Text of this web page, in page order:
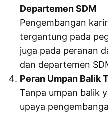
Departemen SDM
Pengembangan
tergantung pada
juga pada peranan
dan departemen
Peran Umpan Balik
Tanpa umpan balik
upaya